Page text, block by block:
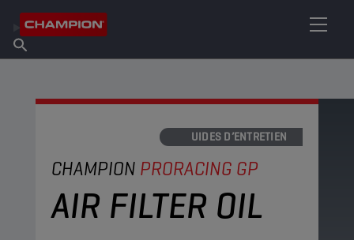
À propos de Champion
Trouver un point de vente
LIQUIDES D’ENTRETIEN
CHAMPION PRORACING GP
AIR FILTER OIL